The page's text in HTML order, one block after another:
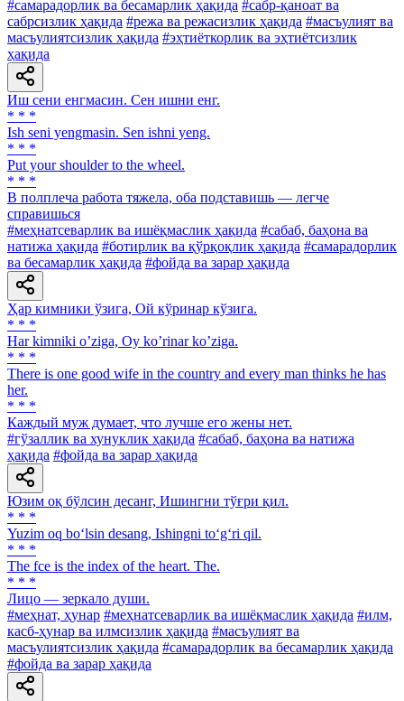
#самарадорлик ва бесамарлик ҳақида #сабр-қаноат ва
сабрсизлик ҳақида #режа ва режасизлик ҳақида #масъулият ва
масъулиятсизлик ҳақида #эҳтиёткорлик ва эҳтиётсизлик
ҳақида
Иш сени енгмасин. Сен ишни енг.
* * *
Ish seni yengmasin. Sen ishni yeng.
* * *
Put your shoulder to the wheel.
* * *
В полплеча работа тяжела, оба подставишь — легче
справишься
#меҳнатсеварлик ва ишёқмаслик ҳақида #сабаб, баҳона ва
натижа ҳақида #ботирлик ва қўрқоқлик ҳақида #самарадорлик
ва бесамарлик ҳақида #фойда ва зарар ҳақида
Ҳар кимники ўзига, Ой кўринар кўзига.
* * *
Har kimniki oʼziga, Oy koʼrinar koʼziga.
* * *
There is one good wife in the country and every man thinks he has
her.
* * *
Каждый муж думает, что лучше его жены нет.
#гўзаллик ва хунуклик ҳақида #сабаб, баҳона ва натижа
ҳақида #фойда ва зарар ҳақида
Юзим оқ бўлсин десанг, Ишингни тўғри қил.
* * *
Yuzim oq bo‘lsin desang, Ishingni to‘g‘ri qil.
* * *
The fce is the index of the heart. The.
* * *
Лицо — зеркало души.
#меҳнат, ҳунар #меҳнатсеварлик ва ишёқмаслик ҳақида #илм,
касб-ҳунар ва илмсизлик ҳақида #масъулият ва
масъулиятсизлик ҳақида #самарадорлик ва бесамарлик ҳақида
#фойда ва зарар ҳақида